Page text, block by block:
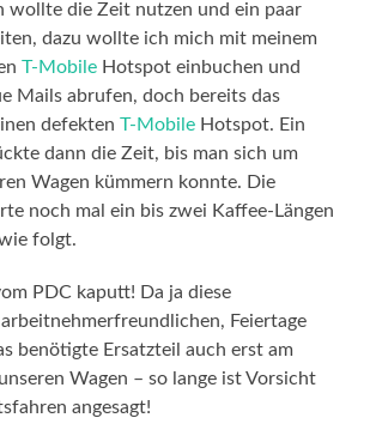
wollte die Zeit nutzen und ein paar
dazu wollte ich mich mit meinem
T-Mobile Hotspot einbuchen und
Mails abrufen, doch bereits das
defektenT-Mobile Hotspot. Ein
dann die Zeit, bis man sich um
Wagen kümmern konnte. Die
noch mal ein bis zwei Kaffee-Längen
folgt.
PDC kaputt! Da ja diese
Feiertage
benötigte Ersatzteil auch erst am
Wagen – so lange ist Vorsicht
angesagt!